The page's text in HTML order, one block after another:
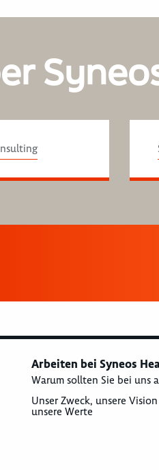
Arbeiten bei Syneos
Warum sollten Sie bei uns
Unser Zweck, unsere
unsere Werte